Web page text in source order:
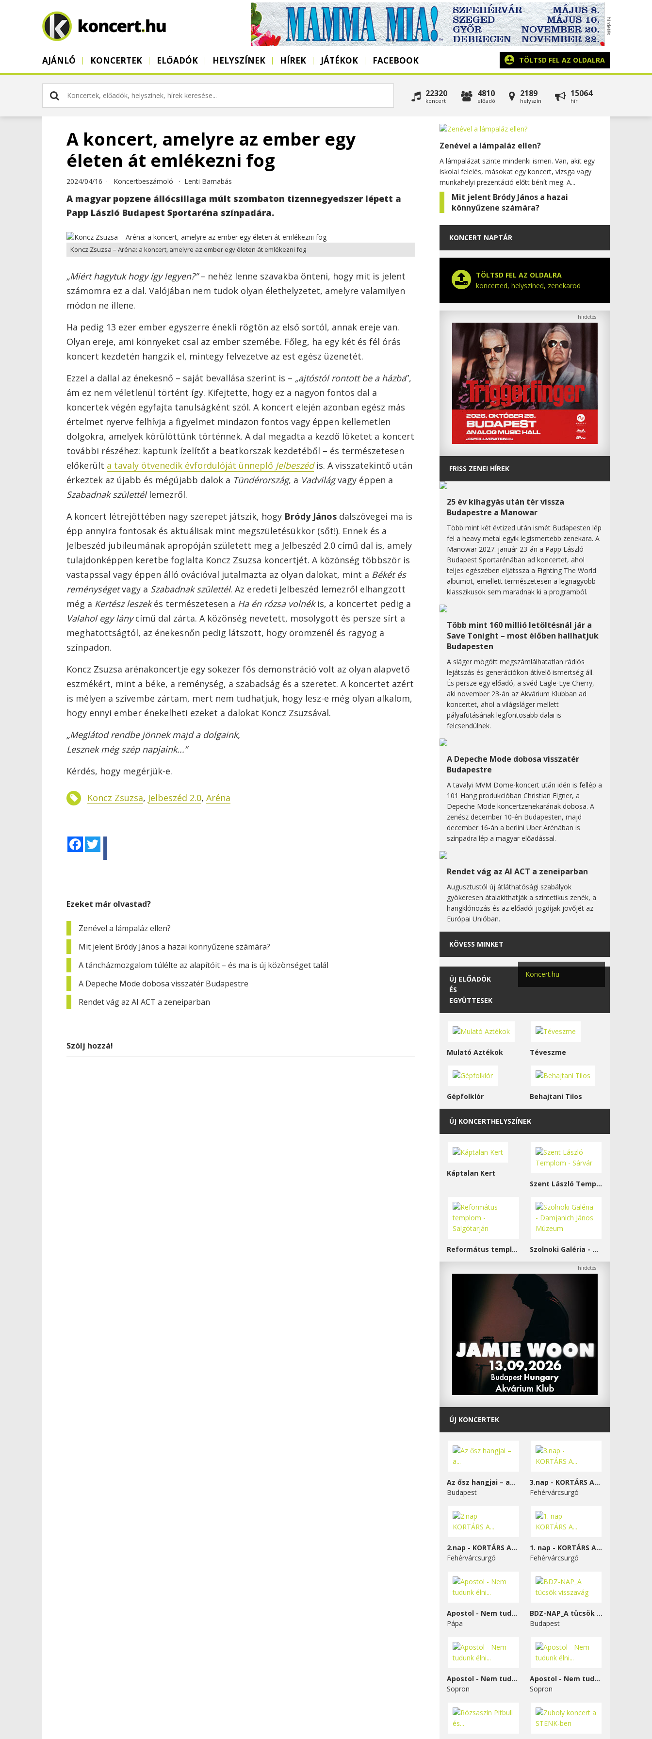
AJÁNLÓ KONCERTEK ELŐADÓK HELYSZÍNEK HÍREK JÁTÉKOK FACEBOOK TÖLTSD FEL AZ OLDALRA
22320
koncert
4810
előadó
2189
helyszín
15064
hír
A koncert, amelyre az ember egy
életen át emlékezni fog
2024/04/16 · Koncertbeszámoló · Lenti Barnabás
A magyar popzene állócsillaga múlt szombaton tizennegyedszer lépett a
Papp László Budapest Sportaréna színpadára.
Koncz Zsuzsa – Aréna: a koncert, amelyre az ember egy életen át emlékezni fog
„Miért hagytuk hogy így legyen?”– nehéz lenne szavakba önteni, hogy mit is jelent
számomra ez a dal. Valójában nem tudok olyan élethelyzetet, amelyre valamilyen
módon ne illene.
Ha pedig 13 ezer ember egyszerre énekli rögtön az első sortól, annak ereje van.
Olyan ereje, ami könnyeket csal az ember szemébe. Főleg, ha egy két és fél órás
koncert kezdetén hangzik el, mintegy felvezetve az est egész üzenetét.
Ezzel a dallal az énekesnő – saját bevallása szerint is – „ajtóstól rontott be a házba”,
ám ez nem véletlenül történt így. Kifejtette, hogy ez a nagyon fontos dal a
koncertek végén egyfajta tanulságként szól. A koncert elején azonban egész más
értelmet nyerve felhívja a figyelmet mindazon fontos vagy éppen kellemetlen
dolgokra, amelyek körülöttünk történnek. A dal megadta a kezdő löketet a koncert
további részéhez: kaptunk ízelítőt a beatkorszak kezdetéből – és természetesen
előkerült a tavaly ötvenedik évfordulóját ünneplő Jelbeszédis. A visszatekintő után
érkeztek az újabb és mégújabb dalok a Tündérország, a Vadvilágvagy éppen a
Szabadnak születtéllemezről.
A koncert létrejöttében nagy szerepet játszik, hogy Bródy János dalszövegei ma is
épp annyira fontosak és aktuálisak mint megszületésükkor (sőt!). Ennek és a
Jelbeszéd jubileumának apropóján született meg a Jelbeszéd 2.0 című dal is, amely
tulajdonképpen keretbe foglalta Koncz Zsuzsa koncertjét. A közönség többször is
vastapssal vagy éppen álló ovációval jutalmazta az olyan dalokat, mint a Békét és
reménységetvagy a Szabadnak születtél. Az eredeti Jelbeszéd lemezről elhangzott
még a Kertész leszekés természetesen a Ha én rózsa volnékis, a koncertet pedig a
Valahol egy lánycímű dal zárta. A közönség nevetett, mosolygott és persze sírt a
meghatottságtól, az énekesnőn pedig látszott, hogy örömzenél és ragyog a
színpadon.
Koncz Zsuzsa arénakoncertje egy sokezer fős demonstráció volt az olyan alapvető
eszmékért, mint a béke, a reménység, a szabadság és a szeretet. A koncertet azért
is mélyen a szívembe zártam, mert nem tudhatjuk, hogy lesz-e még olyan alkalom,
hogy ennyi ember énekelheti ezeket a dalokat Koncz Zsuzsával.
„Meglátod rendbe jönnek majd a dolgaink,
Lesznek még szép napjaink...”
Kérdés, hogy megérjük-e.
Koncz Zsuzsa, Jelbeszéd 2.0, Aréna
Facebook
Ezeket már olvastad?
Zenével a lámpaláz ellen?
Mit jelent Bródy János a hazai könnyűzene számára?
A táncházmozgalom túlélte az alapítóit – és ma is új közönséget talál
A Depeche Mode dobosa visszatér Budapestre
Rendet vág az AI ACT a zeneiparban
Szólj hozzá!
Zenével a lámpaláz ellen?
A lámpalázat szinte mindenki ismeri. Van, akit egy
iskolai felelés, másokat egy koncert, vizsga vagy
munkahelyi prezentáció előtt bénít meg. A...
Mit jelent Bródy János a hazai
könnyűzene számára?
KONCERT NAPTÁR
TÖLTSD FEL AZ OLDALRA
koncerted, helyszíned, zenekarod
FRISS ZENEI HÍREK
25 év kihagyás után tér vissza
Budapestre a Manowar
Több mint két évtized után ismét Budapesten lép
fel a heavy metal egyik legismertebb zenekara. A
Manowar 2027. január 23-án a Papp László
Budapest Sportarénában ad koncertet, ahol
teljes egészében eljátssza a Fighting The World
albumot, emellett természetesen a legnagyobb
klasszikusok sem maradnak ki a programból.
Több mint 160 millió letöltésnál jár a
Save Tonight – most élőben hallhatjuk
Budapesten
A sláger mögött megszámlálhatatlan rádiós
lejátszás és generációkon átívelő ismertség áll.
És persze egy előadó, a svéd Eagle-Eye Cherry,
aki november 23-án az Akvárium Klubban ad
koncertet, ahol a világsláger mellett
pályafutásának legfontosabb dalai is
felcsendülnek.
A Depeche Mode dobosa visszatér
Budapestre
A tavalyi MVM Dome-koncert után idén is fellép a
101 Hang produkcióban Christian Eigner, a
Depeche Mode koncertzenekarának dobosa. A
zenész december 10-én Budapesten, majd
december 16-án a berlini Uber Arénában is
színpadra lép a magyar előadással.
Rendet vág az AI ACT a zeneiparban
Augusztustól új átláthatósági szabályok
gyökeresen átalakíthatják a szintetikus zenék, a
hangklónozás és az előadói jogdíjak jövőjét az
Európai Unióban.
KÖVESS MINKET
Koncert.hu
ÚJ ELŐADÓK
ÉS
EGYÜTTESEK
Mulató Aztékok Téveszme
Gépfolklór Behajtani Tilos
ÚJ KONCERTHELYSZÍNEK
Káptalan Kert
Szent László Templom - Sárvár
Református templom - Salgótarján Szolnoki Galéria - Damjanich János Múzeum
ÚJ KONCERTEK
Az ősz hangjai – a...
Budapest
3.nap - KORTÁRS A...
Fehérvárcsurgó
2.nap - KORTÁRS A...
Fehérvárcsurgó
1. nap - KORTÁRS A...
Fehérvárcsurgó
Apostol - Nem tudunk élni...
Pápa
BDZ-NAP_A tücsök visszavág
Budapest
Apostol - Nem tudunk élni...
Sopron
Apostol - Nem tudunk élni...
Sopron